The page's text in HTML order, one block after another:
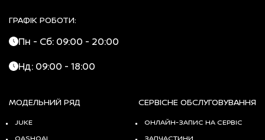
ГРАФІК РОБОТИ:
Пн - Сб: 09:00 - 20:00
Нд: 09:00 - 18:00
МОДЕЛЬНИЙ РЯД
JUKE
СЕРВІСНЕ ОБСЛУГОВУВАННЯ
ОНЛАЙН-ЗАПИС НА СЕРВІС